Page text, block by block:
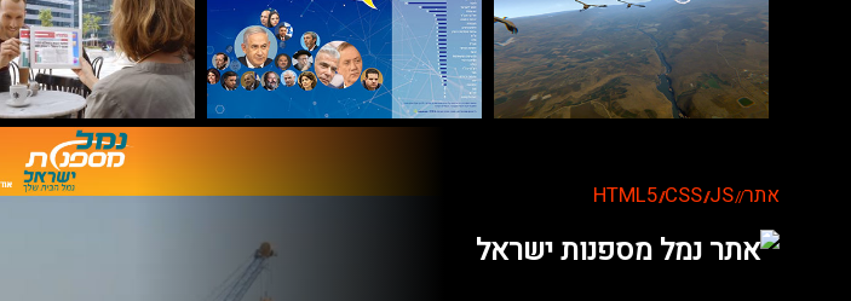
אתר//
HTML5//CSS//JS